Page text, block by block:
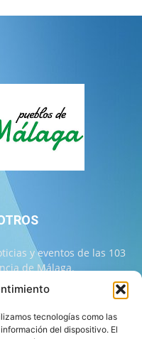
tecnologías como las
del dispositivo. El
y eventos de las 103
de Málaga.